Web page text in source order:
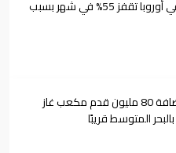
أسعار الغاز في أوروبا تقفز 55% في شهر بسبب
مصر تعلن إضافة 80 مليون قدم مكعب غاز
المتوسط قريبًا